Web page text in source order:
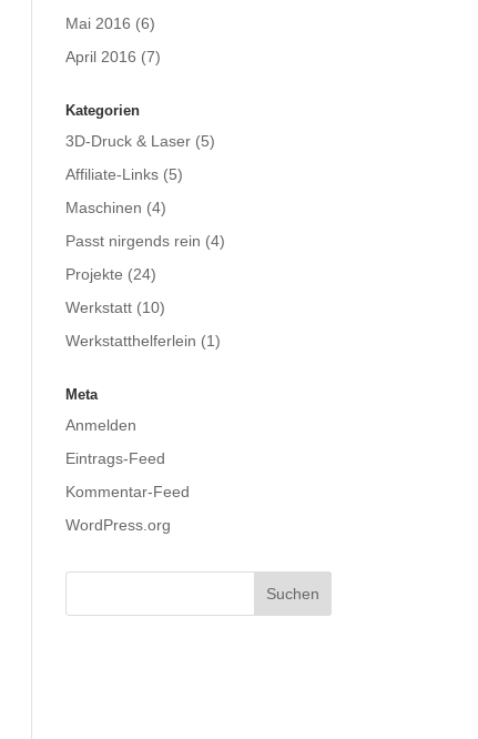
Mai 2016 (6)
April 2016 (7)
Kategorien
3D-Druck & Laser (5)
Affiliate-Links (5)
Maschinen (4)
Passt nirgends rein (4)
Projekte (24)
Werkstatt (10)
Werkstatthelferlein (1)
Meta
Anmelden
Eintrags-Feed
Kommentar-Feed
WordPress.org